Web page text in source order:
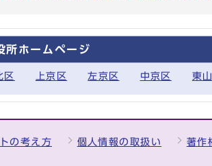
所ホームページ
区 上京区 左京区 中京区 東
の考え方 個人情報の取扱い 著作